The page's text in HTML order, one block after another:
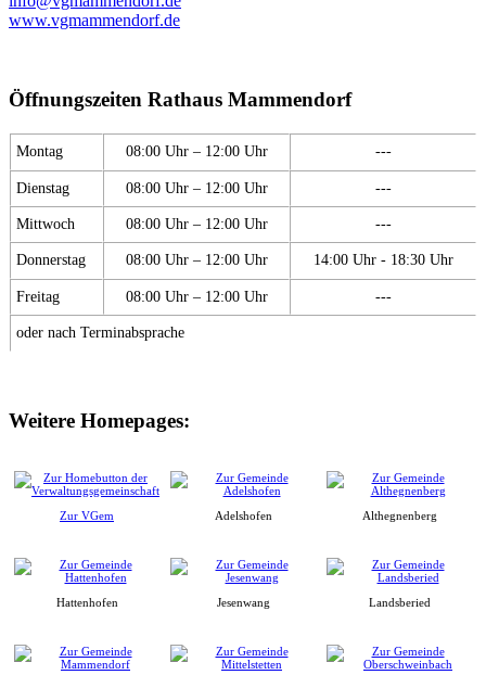
www.vgmammendorf.de
Öffnungszeiten Rathaus Mammendorf
Montag 08:00 Uhr – 12:00 Uhr ---
Dienstag 08:00 Uhr – 12:00 Uhr ---
Mittwoch 08:00 Uhr – 12:00 Uhr ---
Donnerstag 08:00 Uhr – 12:00 Uhr 14:00 Uhr - 18:30 Uhr
Freitag 08:00 Uhr – 12:00 Uhr ---
oder nach Terminabsprache
Weitere Homepages:
Zur VGem Adelshofen Althegnenberg
Hattenhofen Jesenwang Landsberied